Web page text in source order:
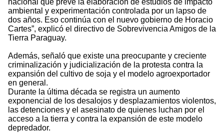
nacional que prevé la elaboración de estudios de impacto
ambiental y experimentación controlada por un lapso de
dos años. Eso continúa con el nuevo gobierno de Horacio
Cartes”, explicó el directivo de Sobrevivencia Amigos de la
Tierra Paraguay.
Además, señaló que existe una preocupante y creciente
criminalización y judicialización de la protesta contra la
expansión del cultivo de soja y el modelo agroexportador
en general.
Durante la última década se registra un aumento
exponencial de los desalojos y desplazamientos violentos,
las detenciones y el asesinato de quienes luchan por el
acceso a la tierra y contra la expansión de este modelo
depredador.